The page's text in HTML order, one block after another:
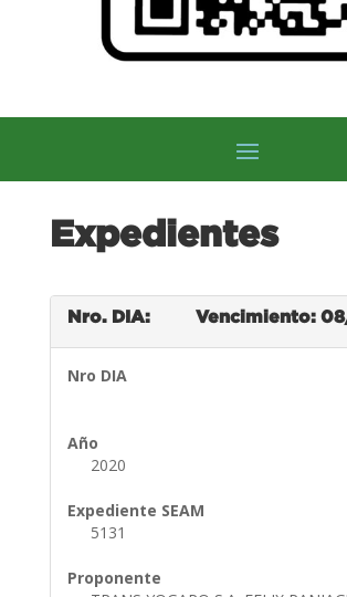
Expedientes
Nro. DIA: Vencimiento:
Nro DIA
Año
2020
Expediente SEAM
5131
Proponente